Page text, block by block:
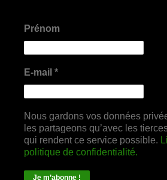
Prénom
E-mail *
Nous gardons vos données
les partageons qu’avec les
qui rendent ce service possible.
politique de confidentialité.